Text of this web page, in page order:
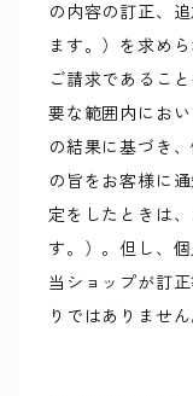
の内容の訂正、
ます。）を求め
ご請求であるこ
要な範囲内にお
の結果に基づき
の旨をお客様に
定をしたときは
す。）。但し、
当ショップが訂
りではありません